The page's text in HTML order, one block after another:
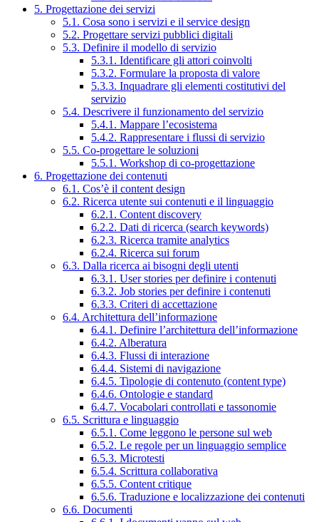
5. Progettazione dei servizi
5.1. Cosa sono i servizi e il service design
5.2. Progettare servizi pubblici digitali
5.3. Definire il modello di servizio
5.3.1. Identificare gli attori coinvolti
5.3.2. Formulare la proposta di valore
5.3.3. Inquadrare gli elementi costitutivi del
servizio
5.4. Descrivere il funzionamento del servizio
5.4.1. Mappare l’ecosistema
5.4.2. Rappresentare i flussi di servizio
5.5. Co-progettare le soluzioni
5.5.1. Workshop di co-progettazione
6. Progettazione dei contenuti
6.1. Cos’è il content design
6.2. Ricerca utente sui contenuti e il linguaggio
6.2.1. Content discovery
6.2.2. Dati di ricerca (search keywords)
6.2.3. Ricerca tramite analytics
6.2.4. Ricerca sui forum
6.3. Dalla ricerca ai bisogni degli utenti
6.3.1. User stories per definire i contenuti
6.3.2. Job stories per definire i contenuti
6.3.3. Criteri di accettazione
6.4. Architettura dell’informazione
6.4.1. Definire l’architettura dell’informazione
6.4.2. Alberatura
6.4.3. Flussi di interazione
6.4.4. Sistemi di navigazione
6.4.5. Tipologie di contenuto (content type)
6.4.6. Ontologie e standard
6.4.7. Vocabolari controllati e tassonomie
6.5. Scrittura e linguaggio
6.5.1. Come leggono le persone sul web
6.5.2. Le regole per un linguaggio semplice
6.5.3. Microtesti
6.5.4. Scrittura collaborativa
6.5.5. Content critique
6.5.6. Traduzione e localizzazione dei contenuti
6.6. Documenti